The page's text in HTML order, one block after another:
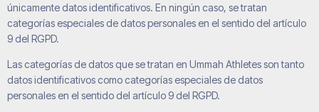
únicamente datos identificativos. En ningún caso, se tratan
categorías especiales de datos personales en el sentido del artículo
9 del RGPD.
Las categorías de datos que se tratan en Ummah Athletesson tanto
datos identificativos como categorías especiales de datos
personales en el sentido del artículo 9 del RGPD.